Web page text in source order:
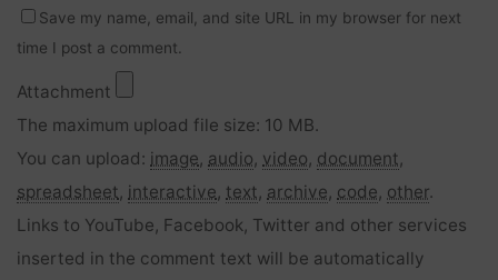
Save my name, email, and site URL in my browser for next
time I post a comment.
Attachment
The maximum upload file size: 10 MB.
You can upload: image, audio, video, document,
spreadsheet, interactive, text, archive, code, other.
Links to YouTube, Facebook, Twitter and other services
inserted in the comment text will be automatically